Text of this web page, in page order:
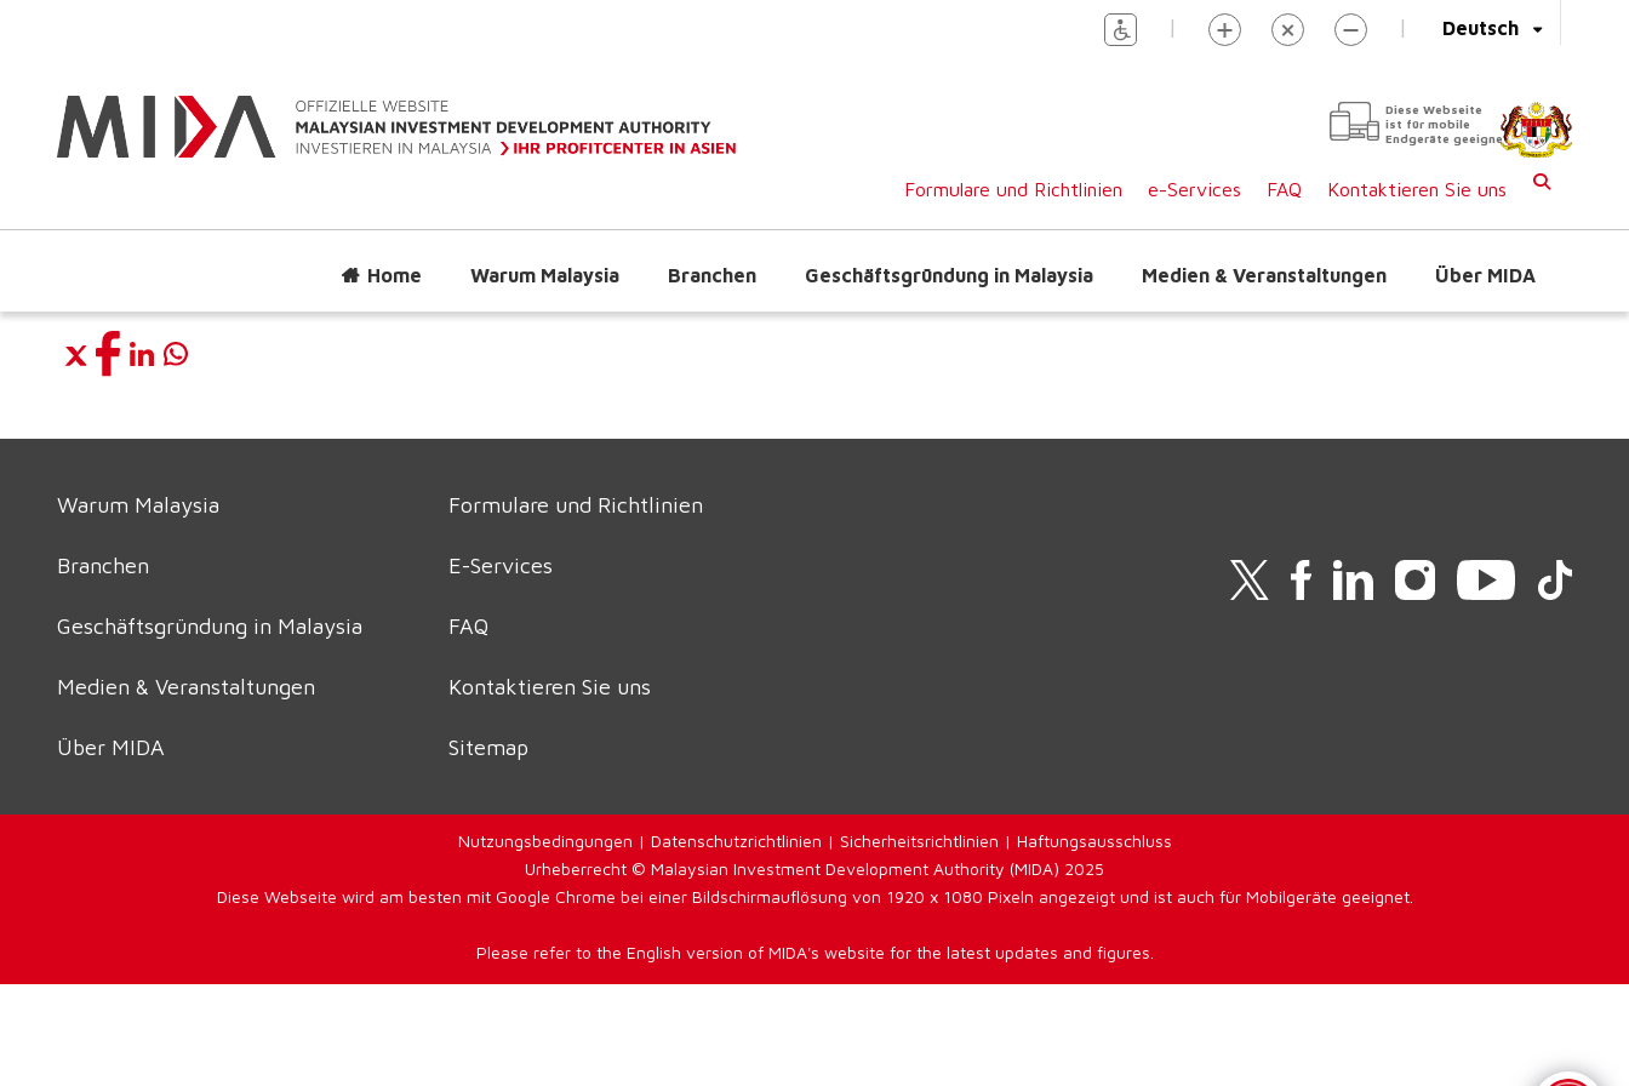
Deutsch
| |
Diese Webseite
ist für mobile
Endgeräte geeignet
Formulare und Richtlinien e-Services FAQ Kontaktieren Sie uns
Home Warum Malaysia Branchen Geschäftsgründung in Malaysia Medien & Veranstaltungen Über MIDA
Warum Malaysia
Branchen
Geschäftsgründung in Malaysia
Medien & Veranstaltungen
Über MIDA
Formulare und Richtlinien
E-Services
FAQ
Kontaktieren Sie uns
Sitemap
Nutzungsbedingungen | Datenschutzrichtlinien | Sicherheitsrichtlinien | Haftungsausschluss
Urheberrecht © Malaysian Investment Development Authority (MIDA) 2025
Diese Webseite wird am besten mit Google Chrome bei einer Bildschirmauflösung von 1920 x 1080 Pixeln angezeigt und ist auch für Mobilgeräte geeignet.
Please refer to the English version of MIDA's website for the latest updates and figures.